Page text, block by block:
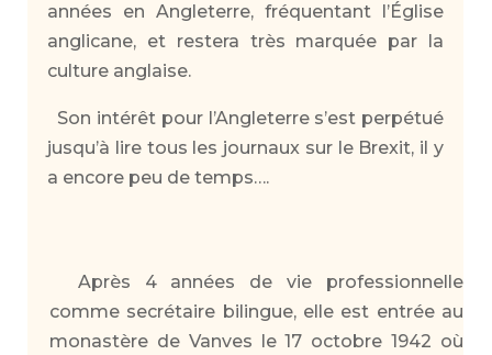
années en Angleterre, fréquentant l’Église
anglicane, et restera très marquée par la
culture anglaise.
Son intérêt pour l’Angleterre s’est perpétué
jusqu’à lire tous les journaux sur le Brexit, il y
a encore peu de temps….
Après 4 années de vie professionnelle
comme secrétaire bilingue, elle est entrée au
monastère de Vanves le 17 octobre 1942 où